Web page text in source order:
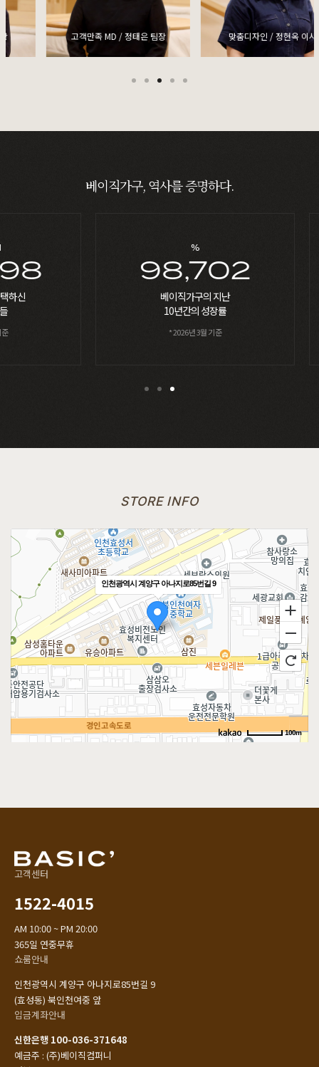
고객만족 MD / 정태은 팀장 맞춤디자인 / 정현옥 이사
베이직가구, 역사를 증명하다.
98,702
베이직가구의 지난
10년간의 성장률
* 2026년 3월 기준
STORE INFO
인천광역시 계양구 아나지로85번길 9
100m
고객센터
1522-4015
AM 10:00 ~ PM 20:00
365일 연중무휴
쇼룸안내
인천광역시 계양구 아나지로85번길 9
(효성동) 북인천여중 앞
입금계좌안내
신한은행 100-036-371648
예금주 : (주)베이직컴퍼니